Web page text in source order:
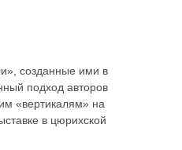
созданные ими в
подход авторов
«вертикалям» на
в цюрихской